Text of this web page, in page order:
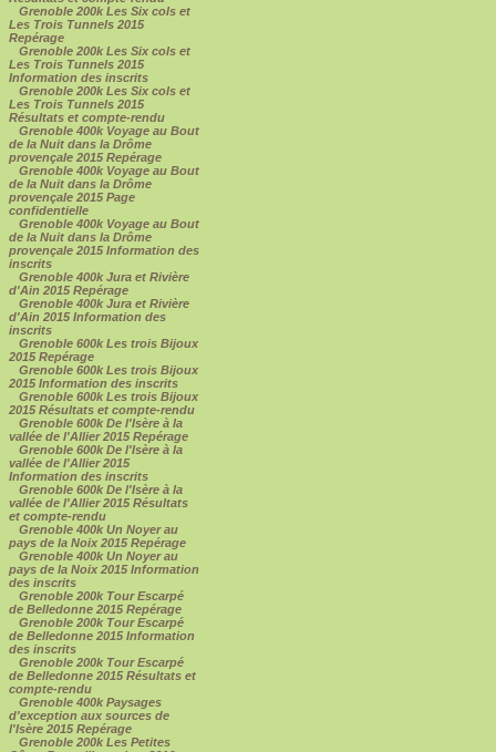
Grenoble 200k Les Six cols et
Les Trois Tunnels 2015
Repérage
Grenoble 200k Les Six cols et
Les Trois Tunnels 2015
Information des inscrits
Grenoble 200k Les Six cols et
Les Trois Tunnels 2015
Résultats et compte-rendu
Grenoble 400k Voyage au Bout
de la Nuit dans la Drôme
provençale 2015 Repérage
Grenoble 400k Voyage au Bout
de la Nuit dans la Drôme
provençale 2015 Page
confidentielle
Grenoble 400k Voyage au Bout
de la Nuit dans la Drôme
provençale 2015 Information des
inscrits
Grenoble 400k Jura et Rivière
d'Ain 2015 Repérage
Grenoble 400k Jura et Rivière
d'Ain 2015 Information des
inscrits
Grenoble 600k Les trois Bijoux
2015 Repérage
Grenoble 600k Les trois Bijoux
2015 Information des inscrits
Grenoble 600k Les trois Bijoux
2015 Résultats et compte-rendu
Grenoble 600k De l'Isère à la
vallée de l'Allier 2015 Repérage
Grenoble 600k De l'Isère à la
vallée de l'Allier 2015
Information des inscrits
Grenoble 600k De l'Isère à la
vallée de l'Allier 2015 Résultats
et compte-rendu
Grenoble 400k Un Noyer au
pays de la Noix 2015 Repérage
Grenoble 400k Un Noyer au
pays de la Noix 2015 Information
des inscrits
Grenoble 200k Tour Escarpé
de Belledonne 2015 Repérage
Grenoble 200k Tour Escarpé
de Belledonne 2015 Information
des inscrits
Grenoble 200k Tour Escarpé
de Belledonne 2015 Résultats et
compte-rendu
Grenoble 400k Paysages
d'exception aux sources de
l'Isère 2015 Repérage
Grenoble 200k Les Petites